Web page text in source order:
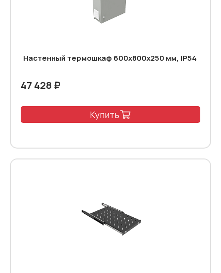
Настенный термошкаф 600x800x250 мм, IP54
47 428 ₽
Купить